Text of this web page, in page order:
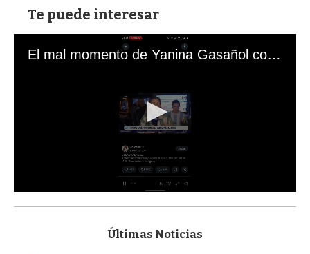
Te puede interesar
El mal momento de Yanina Gasañol con un hincha argentino en "Subrayado"
s
Últimas Noticias